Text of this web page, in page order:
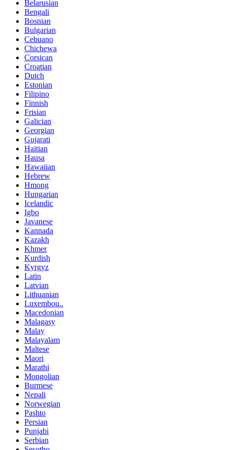
Belarusian
Bengali
Bosnian
Bulgarian
Cebuano
Chichewa
Corsican
Croatian
Dutch
Estonian
Filipino
Finnish
Frisian
Galician
Georgian
Gujarati
Haitian
Hausa
Hawaiian
Hebrew
Hmong
Hungarian
Icelandic
Igbo
Javanese
Kannada
Kazakh
Khmer
Kurdish
Kyrgyz
Latin
Latvian
Lithuanian
Luxembou..
Macedonian
Malagasy
Malay
Malayalam
Maltese
Maori
Marathi
Mongolian
Burmese
Nepali
Norwegian
Pashto
Persian
Punjabi
Serbian